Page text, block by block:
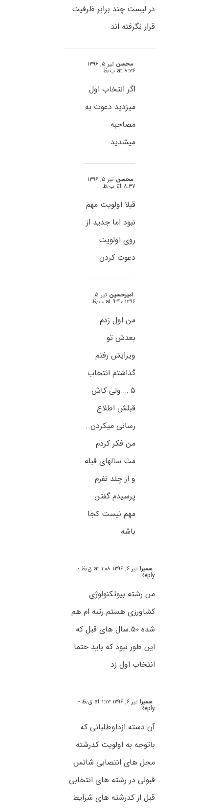
در لیست چند برابر ظرفیت
قرار نگرفته اند
محسن تیر ۵, ۱۳۹۶
at ۸:۳۶ ب٫ظ
اگر انتخاب اول
میزدید دعوت به
مصاحبه
میشدید
محسن تیر ۵, ۱۳۹۶
at ۸:۳۷ ب٫ظ
قبلا اولویت مهم
نبود اما جدید از
روی اولویت
دعوت کردن
امیرحسین تیر ۵,
۱۳۹۶ at ۹:۴۰ ب٫ظ
من اول زدم
بعدش تو
ویرایش رفتم
گذاشتم انتخاب
۵ ….ولی کاش
قبلش اطلاع
رسانی میکردن..
من فکر کردم
مث سالهای قبله
و از چند نفرم
پرسیدم گفتن
مهم نیست کجا
باشه
سمیراتیر ۶, ۱۳۹۶ at ۱:۰۸ ق٫ظ -
Reply
من رشته بیوتکنولوژی
کشاورزی هستم.رتبه ام هم
شده ۵۰.سال های قبل که
این طور نبود که باید حتما
انتخاب اول زد
سمیراتیر ۶, ۱۳۹۶ at ۱:۱۳ ق٫ظ -
Reply
آن دسته ازداوطلبانی که
باتوجه به اولویت کدرشته
محل های انتصابی شانس
قبولی در رشته های انتخابی
قبل از کدرشته های شرایط